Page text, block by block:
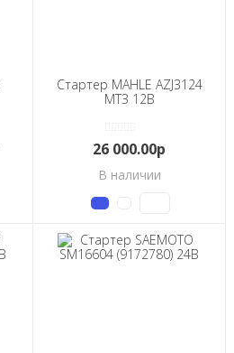
Стартер MAHLE AZJ3124
МТЗ 12В
26 000.00р
В наличии